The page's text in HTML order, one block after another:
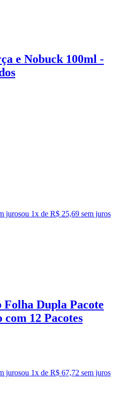
e Nobuck 100ml -
jurosou 1x de R$ 25,69 sem juros
Folha Dupla Pacote
12 Pacotes
jurosou 1x de R$ 67,72 sem juros